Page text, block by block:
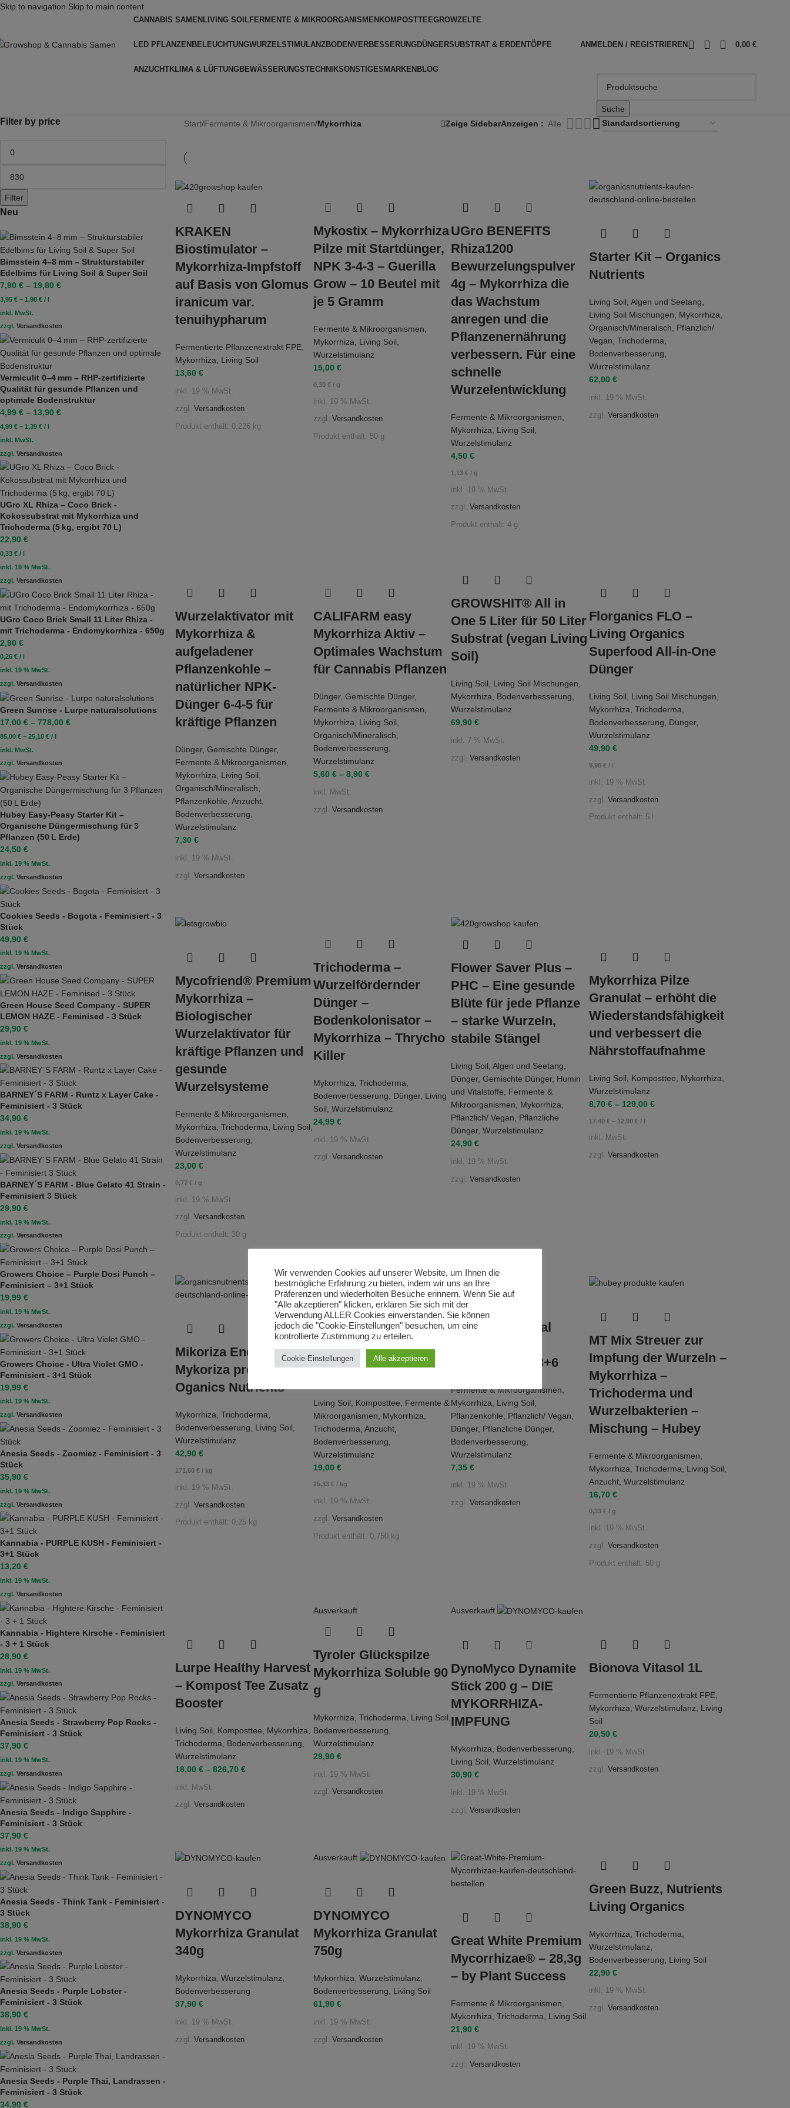
Skip to navigation Skip to main content
CANNABIS SAMENLIVING SOILFERMENTE & MIKROORGANISMENKOMPOSTTEEGROWZELTE
LED PFLANZENBELEUCHTUNGWURZELSTIMULANZBODENVERBESSERUNGDÜNGERSUBSTRAT & ERDENTÖPFE
ANZUCHTKLIMA & LÜFTUNGBEWÄSSERUNGSTECHNIKSONSTIGESMARKENBLOG
ANMELDEN / REGISTRIEREN 0,00 €
Suche
Filter by price
Filter
Neu
Bimsstein 4–8 mm – Strukturstabiler
Edelbims für Living Soil & Super Soil
7,90 € – 19,80 €
3,95 € – 1,98 € / l
inkl. MwSt.
zzgl. Versandkosten
Vermiculit 0–4 mm – RHP-zertifizierte
Qualität für gesunde Pflanzen und
optimale Bodenstruktur
4,99 € – 13,90 €
4,99 € – 1,39 € / l
inkl. MwSt.
zzgl. Versandkosten
UGro XL Rhiza – Coco Brick -
Kokossubstrat mit Mykorrhiza und
Trichoderma (5 kg, ergibt 70 L)
22,90 €
0,33 € / l
inkl. 19 % MwSt.
zzgl. Versandkosten
UGro Coco Brick Small 11 Liter Rhiza -
mit Trichoderma - Endomykorrhiza - 650g
2,90 €
0,26 € /
inkl. 19 % MwSt.
zzgl. Versandkosten
Green Sunrise - Lurpe naturalsolutions
17,00 € – 778,00 €
85,00 € – 25,10 € / l
inkl. MwSt.
zzgl. Versandkosten
Hubey Easy‑Peasy Starter Kit –
Organische Düngermischung für 3
Pflanzen (50 L Erde)
24,50 €
inkl. 19 % MwSt.
zzgl. Versandkosten
Cookies Seeds - Bogota - Feminisiert - 3
Stück
49,90 €
inkl. 19 % MwSt.
zzgl. Versandkosten
Green House Seed Company - SUPER
LEMON HAZE - Feminised - 3 Stück
29,90 €
inkl. 19 % MwSt.
zzgl. Versandkosten
BARNEY´S FARM - Runtz x Layer Cake -
Feminisiert - 3 Stück
34,90 €
inkl. 19 % MwSt.
zzgl. Versandkosten
BARNEY´S FARM - Blue Gelato 41 Strain -
Feminisiert 3 Stück
29,90 €
inkl. 19 % MwSt.
zzgl. Versandkosten
Growers Choice – Purple Dosi Punch –
Feminisiert – 3+1 Stück
19,99 €
inkl. 19 % MwSt.
zzgl. Versandkosten
Growers Choice - Ultra Violet GMO -
Feminisiert - 3+1 Stück
19,99 €
inkl. 19 % MwSt.
zzgl. Versandkosten
Anesia Seeds - Zoomiez - Feminisiert - 3
Stück
35,90 €
inkl. 19 % MwSt.
zzgl. Versandkosten
Kannabia - PURPLE KUSH - Feminisiert -
3+1 Stück
13,20 €
inkl. 19 % MwSt.
zzgl. Versandkosten
Kannabia - Hightere Kirsche - Feminisiert
- 3 + 1 Stück
28,90 €
inkl. 19 % MwSt.
zzgl. Versandkosten
Anesia Seeds - Strawberry Pop Rocks -
Feminisiert - 3 Stück
37,90 €
inkl. 19 % MwSt.
zzgl. Versandkosten
Anesia Seeds - Indigo Sapphire -
Feminisiert - 3 Stück
37,90 €
inkl. 19 % MwSt.
zzgl. Versandkosten
Anesia Seeds - Think Tank - Feminisiert -
3 Stück
38,90 €
inkl. 19 % MwSt.
zzgl. Versandkosten
Anesia Seeds - Purple Lobster -
Feminisiert - 3 Stück
38,90 €
inkl. 19 % MwSt.
zzgl. Versandkosten
Anesia Seeds - Purple Thai, Landrassen -
Feminisiert - 3 Stück
34,90 €
Start/Fermente & Mikroorganismen/Mykorrhiza Zeige SidebarAnzeigen Alle
KRAKEN
Biostimulator –
Mykorrhiza-Impfstoff
auf Basis von Glomus
iranicum var.
tenuihypharum
Fermentierte Pflanzenextrakt FPE,
Mykorrhiza, Living Soil
13,60 €
inkl. 19 % MwSt.
zzgl. Versandkosten
Produkt enthält: 0,226 kg
Mykostix – Mykorrhiza
Pilze mit Startdünger,
NPK 3-4-3 – Guerilla
Grow – 10 Beutel mit
je 5 Gramm
Fermente & Mikroorganismen
Mykorrhiza
Living Soil
Wurzelstimulanz
15,00 €
0,30 € / g
inkl. 19 % MwSt.
zzgl. Versandkosten
Produkt enthält: 50 g
UGro BENEFITS
Rhiza1200
Bewurzelungspulver
4g – Mykorrhiza die
das Wachstum
anregen und die
Pflanzenernährung
verbessern. Für eine
schnelle
Wurzelentwicklung
Fermente & Mikroorganismen
Mykorrhiza
Living Soil
Wurzelstimulanz
4,50€
1,13€ / g
inkl. 19 % MwSt.
zzgl.Versandkosten
Produkt enthält: 4 g
Starter Kit – Organics
Nutrients
Living Soil Algen und Seetang
Living Soil Mischungen
Mykorrhiza
Organisch/Mineralisch
Pflanzlich/
Vegan Trichoderma
Bodenverbesserung
Wurzelstimulanz
62,00€
inkl. 19 % MwSt.
zzgl.Versandkosten
Wurzelaktivator mit
Mykorrhiza &
aufgeladener
Pflanzenkohle –
natürlicher NPK-
Dünger 6-4-5 für
kräftige Pflanzen
Dünger, Gemischte Dünger,
Fermente & Mikroorganismen
Mykorrhiza
Living Soil
Organisch/Mineralisch
Pflanzenkohle Anzucht,
Bodenverbesserung
Wurzelstimulanz
7,30 €
inkl. 19 % MwSt.
zzgl. Versandkosten
CALIFARM easy
Mykorrhiza Aktiv –
Optimales Wachstum
für Cannabis Pflanzen
Dünger, Gemischte Dünger,
Fermente & Mikroorganismen
Mykorrhiza
Living Soil
Organisch/Mineralisch
Bodenverbesserung
Wurzelstimulanz
5,60 €– 8,90 €
inkl. MwSt.
zzgl. Versandkosten
GROWSHIT® All in
One 5 Liter für 50 Liter
Substrat (vegan Living
Soil)
Living Soil Living Soil Mischungen
Mykorrhiza
Bodenverbesserung
Wurzelstimulanz
69,90€
inkl. 7 % MwSt.
zzgl.Versandkosten
Florganics FLO –
Living Organics
Superfood All-in-One
Dünger
Living Soil Living Soil Mischungen
Mykorrhiza Trichoderma
Bodenverbesserung
Dünger,
Wurzelstimulanz
49,90€
9,98€ / l
inkl. 19 % MwSt.
zzgl.Versandkosten
Produkt enthält: 5
Mycofriend® Premium
Mykorrhiza –
Biologischer
Wurzelaktivator für
kräftige Pflanzen und
gesunde
Wurzelsysteme
Fermente & Mikroorganismen
Mykorrhiza Trichoderma Living Soil
Bodenverbesserung
Wurzelstimulanz
23,00 €
0,77 € / g
inkl. 19 % MwSt.
zzgl. Versandkosten
Produkt enthält: 30 g
Trichoderma –
Wurzelfördernder
Dünger –
Bodenkolonisator –
Mykorrhiza – Thrycho
Killer
Mykorrhiza Trichoderma
Bodenverbesserung
Dünger, Living
Soil Wurzelstimulanz
24,99 €
inkl. 19 % MwSt.
zzgl. Versandkosten
Flower Saver Plus –
PHC – Eine gesunde
Blüte für jede Pflanze
– starke Wurzeln,
stabile Stängel
Living Soil Algen und Seetang
Dünger, Gemischte Dünger, Humin
und Vitalstoffe
Fermente &
Mikroorganismen
Mykorrhiza
Pflanzlich/ Vegan
Pflanzliche
Dünger, Wurzelstimulanz
24,90€
inkl. 19 % MwSt.
zzgl.Versandkosten
Mykorrhiza Pilze
Granulat – erhöht die
Wiederstandsfähigkeit
und verbessert die
Nährstoffaufnahme
Living Soil Komposttee Mykorrhiza
Wurzelstimulanz
8,70€ – 129,00€
17,40€ – 12,90€ / l
inkl. MwSt.
zzgl.Versandkosten
Mikoriza Endo & Ecto
Mykoriza premium –
Oganics Nutrients
Mykorrhiza, Trichoderma,
Bodenverbesserung, Living Soil,
Wurzelstimulanz
42,90 €
171,60 € / kg
inkl. 19 % MwSt.
zzgl. Versandkosten
Produkt enthält: 0,25 kg
Symbivit –
Trichoderma –
Living Soil Komposttee
Fermente &
Mikroorganismen
Mykorrhiza
Trichoderma Anzucht,
Bodenverbesserung
Wurzelstimulanz
19,00 €
25,33 € / kg
inkl. 19 % MwSt.
zzgl. Versandkosten
Produkt enthält: 0,750 kg
PROFI Universal
Mykorrhiza 6+3+6
Fermente & Mikroorganismen
Mykorrhiza
Living Soil
Pflanzenkohle
Pflanzlich/ Vegan
Dünger, Pflanzliche Dünger,
Bodenverbesserung
Wurzelstimulanz
7,35€
inkl. 19 % MwSt.
zzgl.Versandkosten
MT Mix Streuer zur
Impfung der Wurzeln –
Mykorrhiza –
Trichoderma und
Wurzelbakterien –
Mischung – Hubey
Fermente & Mikroorganismen
Mykorrhiza Trichoderma Living Soil
Anzucht Wurzelstimulanz
16,70€
0,33€ / g
inkl. 19 % MwSt.
zzgl.Versandkosten
Produkt enthält: 50 g
Lurpe Healthy Harvest
– Kompost Tee Zusatz
Booster
Living Soil Komposttee Mykorrhiza
Trichoderma
Bodenverbesserung
Wurzelstimulanz
18,00 €– 826,70 €
inkl. MwSt.
zzgl. Versandkosten
Ausverkauft
Tyroler Glückspilze
Mykorrhiza Soluble 90
g
Mykorrhiza Trichoderma Living Soil
Bodenverbesserung
Wurzelstimulanz
29,90 €
inkl. 19 % MwSt.
zzgl. Versandkosten
Ausverkauft
DynoMyco Dynamite
Stick 200 g – DIE
MYKORRHIZA-
IMPFUNG
Mykorrhiza Bodenverbesserung
Living Soil Wurzelstimulanz
30,90€
inkl. 19 % MwSt.
zzgl.Versandkosten
Bionova Vitasol 1L
Fermentierte Pflanzenextrakt FPE
Mykorrhiza Wurzelstimulanz
Living
Soil
20,50€
inkl. 19 % MwSt.
zzgl.Versandkosten
DYNOMYCO
Mykorrhiza Granulat
340g
Mykorrhiza Wurzelstimulanz
Bodenverbesserung
37,90 €
inkl. 19 % MwSt.
zzgl. Versandkosten
Ausverkauft
DYNOMYCO
Mykorrhiza Granulat
750g
Mykorrhiza Wurzelstimulanz
Bodenverbesserung
Living Soil
61,90 €
inkl. 19 % MwSt.
zzgl. Versandkosten
Great White Premium
Mycorrhizae® – 28,3g
– by Plant Success
Fermente & Mikroorganismen
Mykorrhiza Trichoderma
Living Soil
21,90€
inkl. 19 % MwSt.
zzgl.Versandkosten
Green Buzz, Nutrients
Living Organics
Mykorrhiza Trichoderma
Wurzelstimulanz
Bodenverbesserung
Living Soil
22,90€
inkl. 19 % MwSt.
zzgl.Versandkosten
Wir verwenden Cookies auf unserer Website, um Ihnen die
bestmögliche Erfahrung zu bieten, indem wir uns an Ihre
Präferenzen und wiederholten Besuche erinnern. Wenn Sie auf
"Alle akzeptieren" klicken, erklären Sie sich mit der
Verwendung ALLER Cookies einverstanden. Sie können
jedoch die "Cookie-Einstellungen" besuchen, um eine
kontrollierte Zustimmung zu erteilen.
Cookie-Einstellungen Alle akzeptieren